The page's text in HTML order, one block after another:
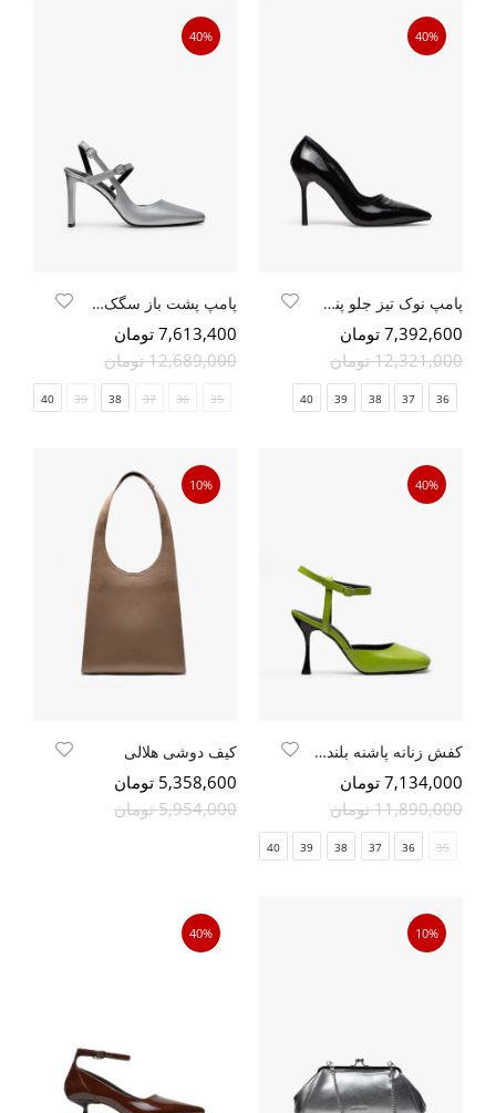
40%
پامپ نوک تیز جلو پنجره مشکی ورنی
7,392,600 تومان
12,321,000 تومان
36
37
38
39
40
40%
پامپ پشت باز سگک دار پاشنه کتابی
7,613,400 تومان
12,689,000 تومان
35
36
37
38
39
40
40%
کفش زنانه پاشنه بلند دهانه اریب
7,134,000 تومان
11,890,000 تومان
35
36
37
38
39
40
10%
کیف دوشی هلالی
5,358,600 تومان
5,954,000 تومان
10%
40%